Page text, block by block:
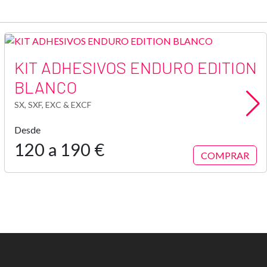
KIT ADHESIVOS ENDURO EDITION
BLANCO
SX, SXF, EXC & EXCF
Desde
120 a 190 € COMPRAR